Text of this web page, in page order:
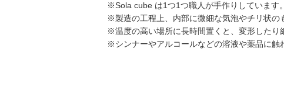
※Sola cube は1つ1つ職人が手作りしています
※製造の工程上、内部に微細な気泡やチリ状の
※温度の高い場所に長時間置くと、変形したり
※シンナーやアルコールなどの溶液や薬品に触